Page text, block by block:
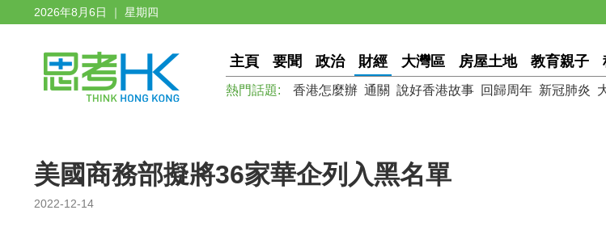
2026年8月6日 ｜ 星期四
主頁 要聞 政治 財經 大灣區 房屋土地 教育親子
熱門話題: 香港怎麼辦 通關 說好香港故事 回歸周年 新冠肺炎
美國商務部擬將36家華企列入黑名單
2022-12-14